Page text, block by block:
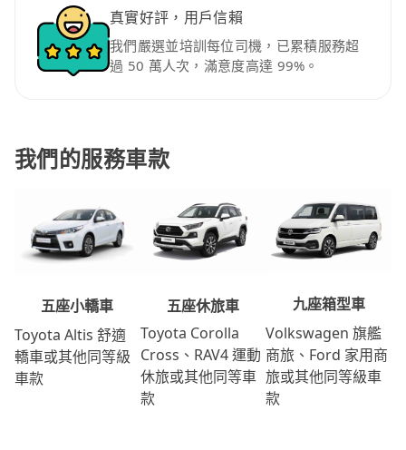
真實好評，用戶信賴
我們嚴選並培訓每位司機，已累積服務超
過 50 萬人次，滿意度高達 99%。
我們的服務車款
五座小轎車
Toyota Altis 舒適
轎車或其他同等級
車款
五座休旅車
Toyota Corolla
Cross、RAV4 運動
休旅或其他同等車
款
九座箱型車
Volkswagen 旗艦
商旅、Ford 家用商
旅或其他同等級車
款